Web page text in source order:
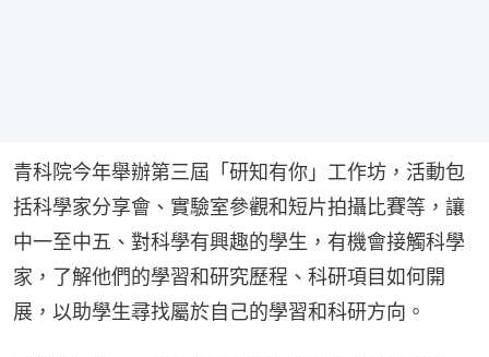
青科院今年舉辦第三屆「研知有你」工作坊，活動包
括科學家分享會、實驗室參觀和短片拍攝比賽等，讓
中一至中五、對科學有興趣的學生，有機會接觸科學
家，了解他們的學習和研究歷程、科研項目如何開
展，以助學生尋找屬於自己的學習和科研方向。